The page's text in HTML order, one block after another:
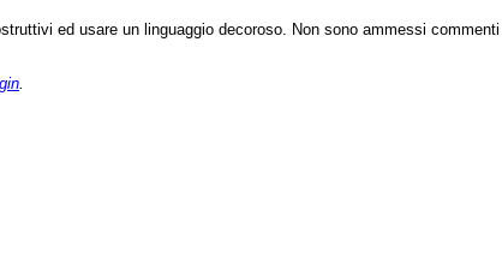
ed usare un linguaggio decoroso. Non sono ammessi commenti